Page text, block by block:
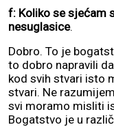
f: Koliko se sjećam
nesuglasice.
Dobro. To je
to dobro napravili
kod svih stvari isto
stvari. Ne
svi moramo misliti
Bogatstvo je u